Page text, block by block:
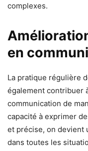
complexes.
en
La pratique régulière
également contribuer
communication de
capacité à exprimer
et précise, on devient
dans toutes les